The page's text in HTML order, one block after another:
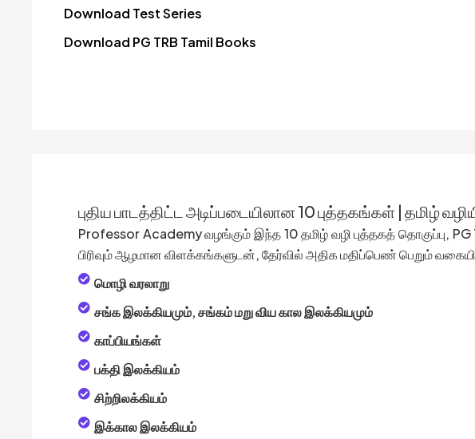
Download Test Series
Download PG TRB Tamil Books
புதிய பாடத்திட்ட அடிப்படையிலான 10 புத்தகங்கள் | தமிழ்
Professor Academy வழங்கும் இந்த 10 தமிழ் வழி புத்தகத் தொகுப்பு,
பிரிவும் ஆழமான விளக்கங்களுடன், தேர்வில் அதிக மதிப்பெண் பெறும்
மொழி வரலாறு
சங்க இலக்கியமும், சங்கம் மறு விய கால இலக்கியமும்
காப்பியங்கள்
பக்தி இலக்கியம்
சிற்றிலக்கியம்
இக்கால இலக்கியம்